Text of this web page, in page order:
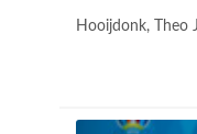
Hooijdonk, Theo